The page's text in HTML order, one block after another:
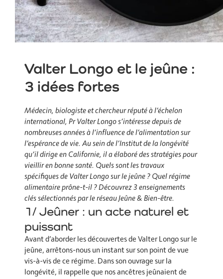
Valter Longo et le jeûne :
3 idées fortes
Médecin, biologiste et chercheur réputé à l’échelon
international, Pr Valter Longo s’intéresse depuis de
nombreuses années à l’influence de l’alimentation sur
l’espérance de vie. Au sein de l’Institut de la longévité
qu’il dirige en Californie, il a élaboré des stratégies pour
vieillir en bonne santé. Quels sont les travaux
spécifiques de Valter Longo sur le jeûne ? Quel régime
alimentaire prône-t-il ? Découvrez 3 enseignements
clés sélectionnés par le réseau Jeûne & Bien-être.
1/ Jeûner : un acte naturel et
puissant
Avant d’aborder les découvertes de Valter Longo sur le
jeûne, arrêtons-nous un instant sur son point de vue
vis-à-vis de ce régime. Dans son ouvrage sur la
longévité, il rappelle que nos ancêtres jeûnaient de